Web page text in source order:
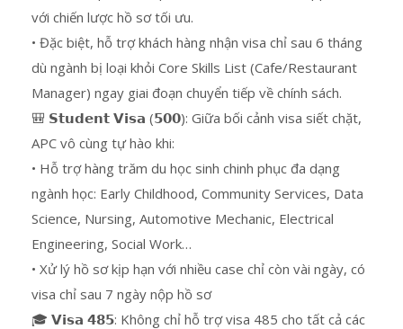
với chiến lược hồ sơ tối ưu.
• Đặc biệt, hỗ trợ khách hàng nhận visa chỉ sau 6 tháng
dù ngành bị loại khỏi Core Skills List (Cafe/Restaurant
Manager) ngay giai đoạn chuyển tiếp về chính sách.
🎒 𝗦𝘁𝘂𝗱𝗲𝗻𝘁 𝗩𝗶𝘀𝗮 (𝟱𝟬𝟬): Giữa bối cảnh visa siết chặt,
APC vô cùng tự hào khi:
• Hỗ trợ hàng trăm du học sinh chinh phục đa dạng
ngành học: Early Childhood, Community Services, Data
Science, Nursing, Automotive Mechanic, Electrical
Engineering, Social Work…
• Xử lý hồ sơ kịp hạn với nhiều case chỉ còn vài ngày, có
visa chỉ sau 7 ngày nộp hồ sơ
🎓 𝗩𝗶𝘀𝗮 𝟰𝟴𝟱: Không chỉ hỗ trợ visa 485 cho tất cả các